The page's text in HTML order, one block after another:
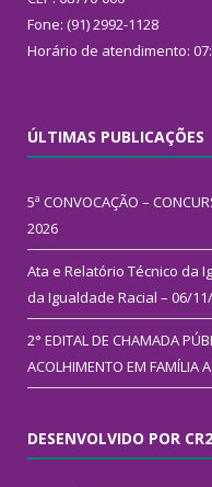
Fone: (91) 2992-1128
Horário de atendimento:
ÚLTIMAS PUBLICAÇÕES
5ª CONVOCAÇÃO –
2026
Ata e Relatório Técnico da
da Igualdade Racial – 06/
2° EDITAL DE CHAMADA
ACOLHIMENTO EM FAMÍLIA
DESENVOLVIDO POR CR2